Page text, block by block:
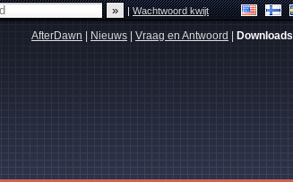
|Wachtwoord kwijt
AfterDawn Nieuws Vraag en Antwoord Downloads